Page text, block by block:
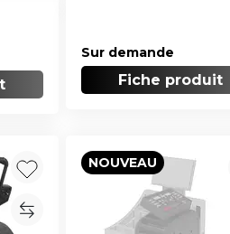
Sur demande
Fiche produit
NOUVEAU